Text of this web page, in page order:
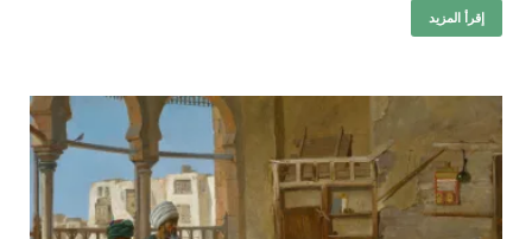
إقرأ المزيد